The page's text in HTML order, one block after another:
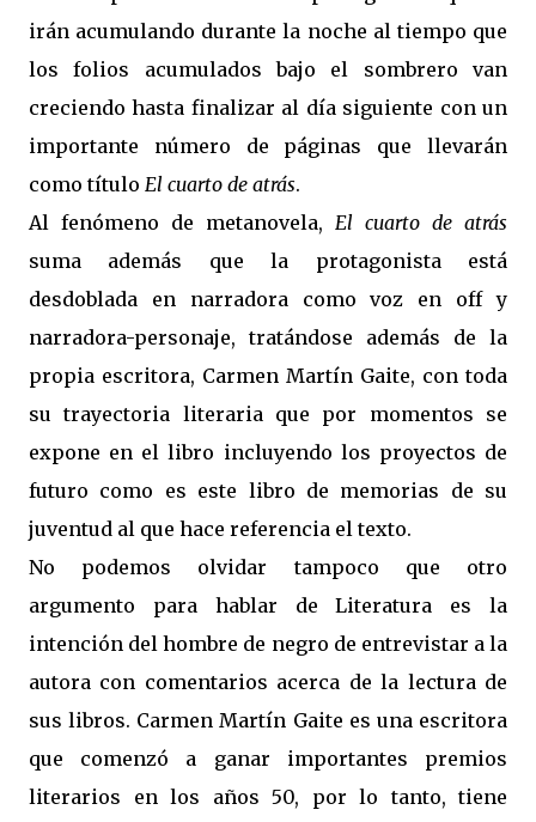
irán acumulando durante la noche al tiempo que
los folios acumulados bajo el sombrero van
creciendo hasta finalizar al día siguiente con un
importante número de páginas que llevarán
como título El cuarto de atrás.
Al fenómeno de metanovela, El cuarto de atrás
suma además que la protagonista está
desdoblada en narradora como voz en off y
narradora-personaje, tratándose además de la
propia escritora, Carmen Martín Gaite, con toda
su trayectoria literaria que por momentos se
expone en el libro incluyendo los proyectos de
futuro como es este libro de memorias de su
juventud al que hace referencia el texto.
No podemos olvidar tampoco que otro
argumento para hablar de Literatura es la
intención del hombre de negro de entrevistar a la
autora con comentarios acerca de la lectura de
sus libros. Carmen Martín Gaite es una escritora
que comenzó a ganar importantes premios
literarios en los años 50, por lo tanto, tiene